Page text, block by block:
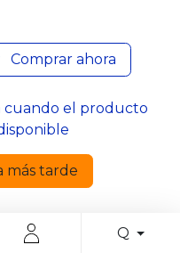
Q
Comprar ahora
cuando el producto
más tarde